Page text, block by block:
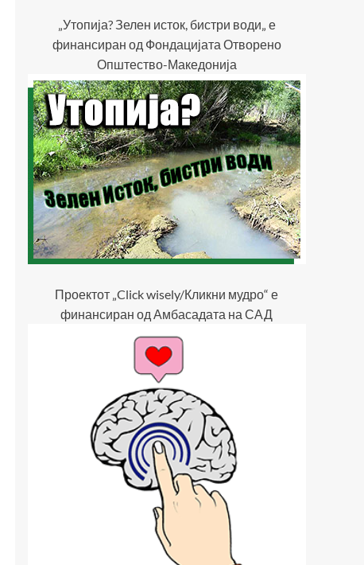
„Утопија? Зелен исток, бистри води„ е
финансиран од Фондацијата Отворено
Општество-Македонија
Проектот „Click wisely/Кликни мудро“ е
финансиран од Амбасадата на САД